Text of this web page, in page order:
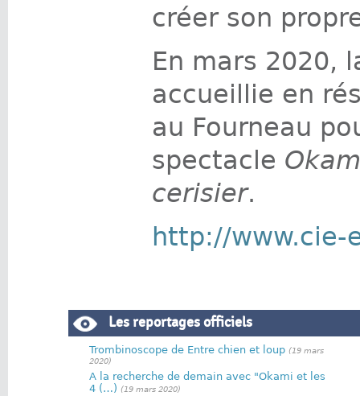
créer son
En mars 2020,
accueillie en
au Fourneau
spectacle
cerisier.
http://www.cie-
Les reportages officiels
Trombinoscope de Entre chien et loup (19 mars
2020)
A la recherche de demain avec "Okami et les
4 (…) (19 mars 2020)